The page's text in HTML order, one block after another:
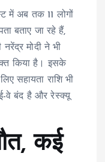
में अब तक 11 लोगों
बताए जा रहे हैं,
मोदी ने भी
किया है। इसके
सहायता राशि भी
वे बंद है और रेस्क्यू
कई